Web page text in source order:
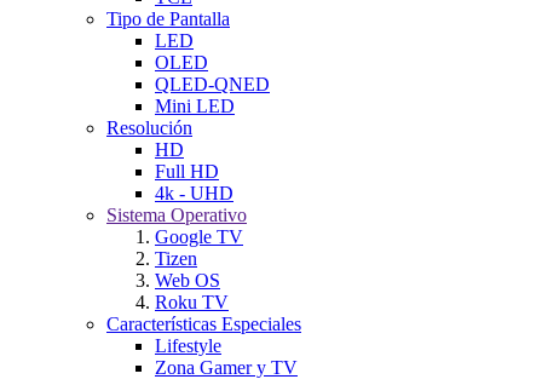
Tipo de Pantalla
LED
OLED
QLED-QNED
Mini LED
Resolución
HD
Full HD
4k - UHD
Sistema Operativo
Google TV
Tizen
Web OS
Roku TV
Características Especiales
Lifestyle
Zona Gamer y TV